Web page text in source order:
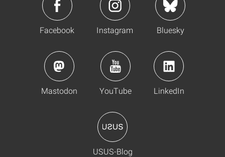
Facebook Instagram Bluesky
Mastodon YouTube LinkedIn
USUS-Blog